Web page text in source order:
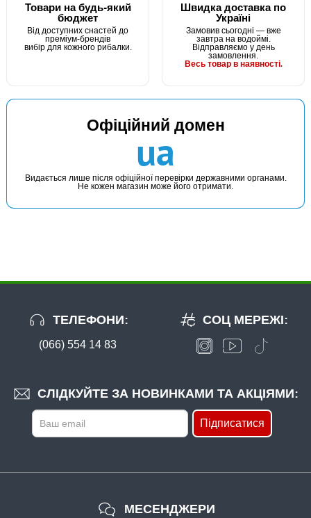
Товари на будь-який
бюджет
Від доступних снастей до
преміум-брендів
вибір для кожного рибалки.
Швидка доставка по
Україні
Замовив сьогодні — вже
завтра на водоймі.
Відправляємо у день
замовлення.
Весь товар в наявності.
Офіційний домен
ua
Видається лише після офіційної перевірки державними органами.
Не кожен магазин може його отримати.
ТЕЛЕФОНИ:
(066) 554 14 83
СЛІДКУЙТЕ ЗА НОВИНКАМИ ТА АКЦІЯМИ:
Підписатися
СОЦ МЕРЕЖІ:
МЕСЕНДЖЕРИ